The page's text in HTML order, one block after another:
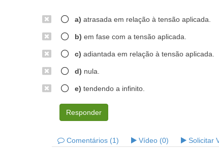
a) atrasada em relação à tensão aplicada.
b) em fase com a tensão aplicada.
c) adiantada em relação à tensão aplicada.
d) nula.
e) tendendo a infinito.
Responder
Comentários (1) Vídeo (0) Solicitar